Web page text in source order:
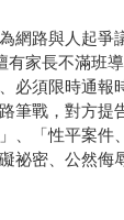
網路與人起爭
家長不滿班
必須限時通報
筆戰，對方提
、「性平案件
祕密、公然侮